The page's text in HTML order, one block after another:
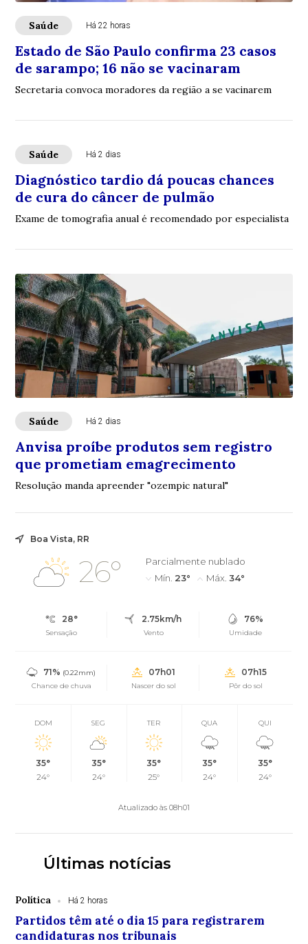
Saúde Há 22 horas
Estado de São Paulo confirma 23 casos
de sarampo; 16 não se vacinaram
Secretaria convoca moradores da região a se vacinarem
Saúde Há 2 dias
Diagnóstico tardio dá poucas chances
de cura do câncer de pulmão
Exame de tomografia anual é recomendado por especialista
Saúde Há 2 dias
Anvisa proíbe produtos sem registro
que prometiam emagrecimento
Resolução manda apreender "ozempic natural"
Boa Vista, RR
26°
Parcialmente nublado
Mín. 23° Máx. 34°
28°
Sensação
2.75km/h
Vento
76%
Umidade
71% (0.22mm)
Chance de chuva
07h01
Nascer do sol
07h15
Pôr do sol
DOM
35°
24°
SEG
35°
24°
TER
35°
25°
QUA
35°
24°
QUI
35°
24°
Atualizado às 08h01
Últimas notícias
Política Há 2 horas
Partidos têm até o dia 15 para registrarem
candidaturas nos tribunais